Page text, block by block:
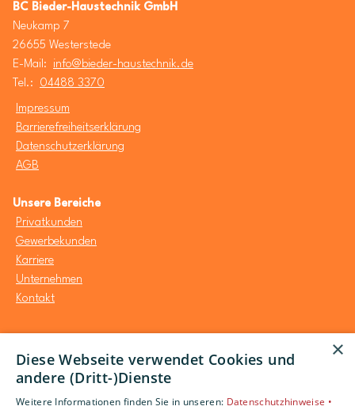
BC Bieder-Haustechnik GmbH
Neukamp 7
26655 Westerstede
E-Mail:
info@bieder-haustechnik.de
Tel.:
04488 3370
Impressum
Barrierefreiheitserklärung
Datenschutzerklärung
AGB
Unsere Bereiche
Privatkunden
Gewerbekunden
Karriere
Unternehmen
Kontakt
×
Diese Webseite verwendet Cookies und
andere (Dritt-)Dienste
Weitere Informationen finden Sie in unseren: Datenschutzhinweise •